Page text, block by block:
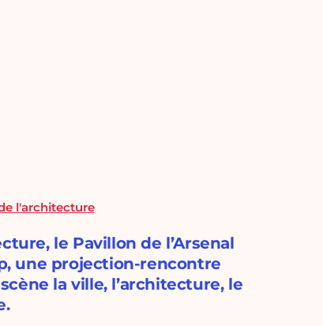
l'architecture
le Pavillon de l’Arsenal
une projection-rencontre
la ville, l’architecture, le